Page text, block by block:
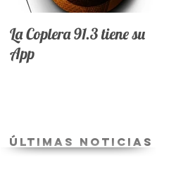
La Coplera 91.3 tiene su
App
últimas Noticias